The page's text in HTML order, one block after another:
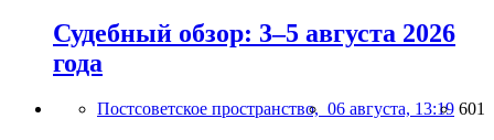
Судебный обзор: 3–5 августа 2026
года
Постсоветское пространство, 06 августа, 13:19 601